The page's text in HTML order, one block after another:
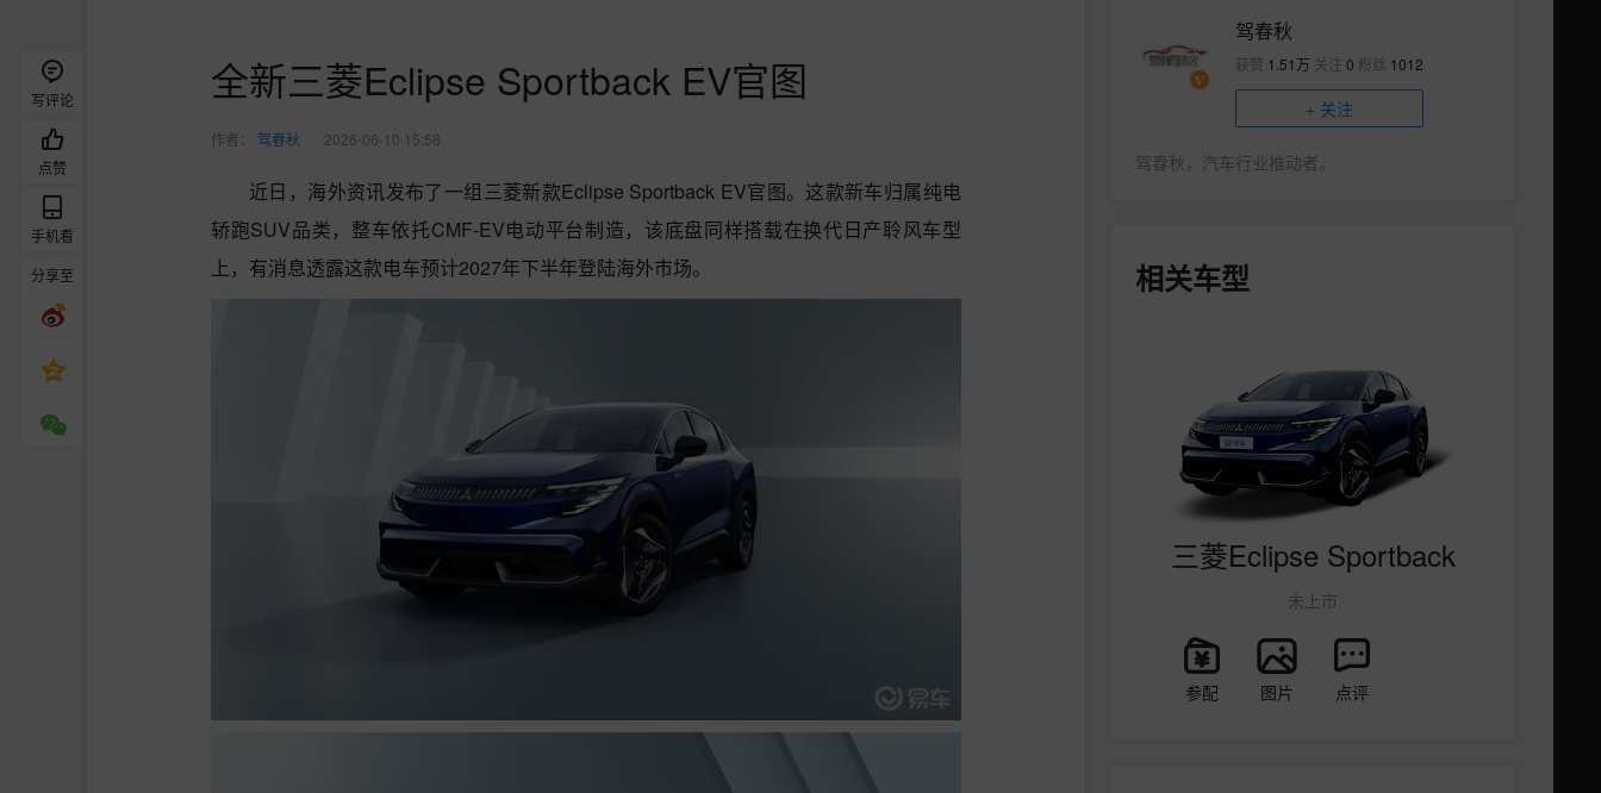
写评论
点赞
手机看
分享至
全新三菱Eclipse Sportback EV官图
作者： 驾春秋 2026-06-10 15:58
近日，海外资讯发布了一组三菱新款Eclipse Sportback EV官图。这款新车归属纯电
轿跑SUV品类，整车依托CMF-EV电动平台制造，该底盘同样搭载在换代日产聆风车型
上，有消息透露这款电车预计2027年下半年登陆海外市场。
驾春秋
获赞 1.51万 关注 0 粉丝 1012
+ 关注
驾春秋，汽车行业推动者。
相关车型
三菱Eclipse Sportback
未上市
参配 图片 点评